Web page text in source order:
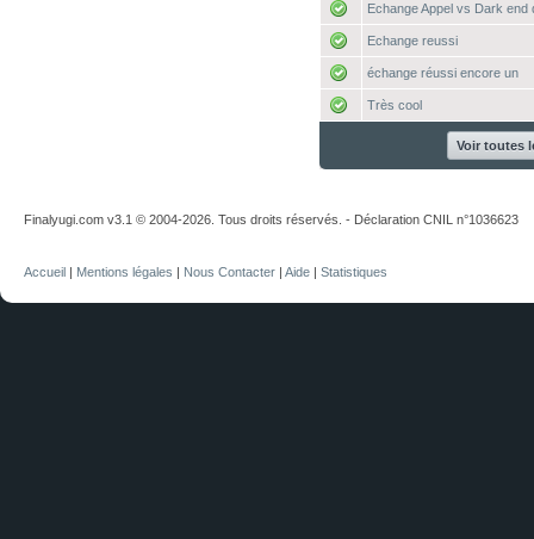
Echange Appel vs Dark end
Echange reussi
échange réussi encore un
Très cool
Voir toutes
Finalyugi.com v3.1 © 2004-2026. Tous droits réservés. - Déclaration CNIL n°1036623
Accueil | Mentions légales | Nous Contacter | Aide | Statistiques